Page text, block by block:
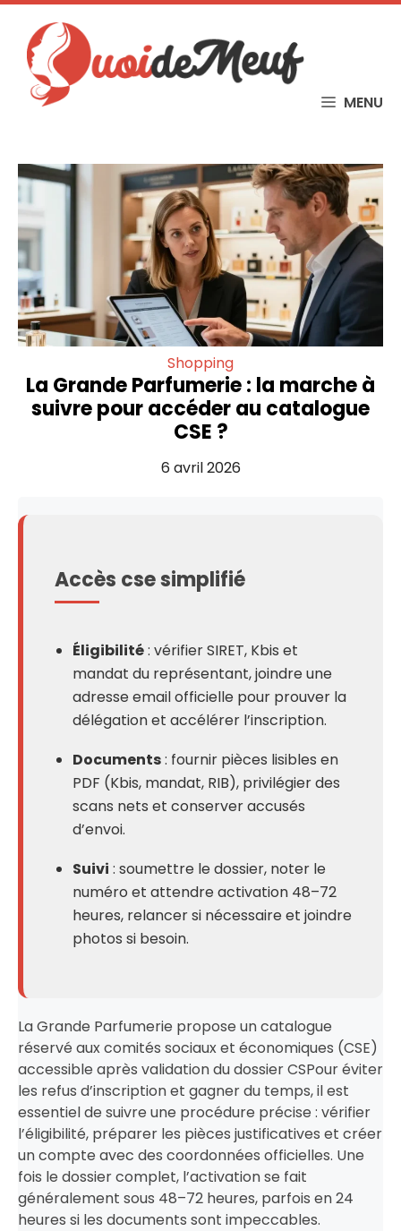
Skip
content
MENU
Shopping
La Grande Parfumerie : la marche à
suivre pour accéder au catalogue
CSE ?
6 avril 2026
Accès cse simplifié
Éligibilité: vérifier SIRET, Kbis et
mandat du représentant, joindre une
adresse email officielle pour prouver la
délégation et accélérer l’inscription.
Documents: fournir pièces lisibles en
PDF (Kbis, mandat, RIB), privilégier des
scans nets et conserver accusés
d’envoi.
Suivi : soumettre le dossier, noter le
numéro et attendre activation 48–72
heures, relancer si nécessaire et joindre
photos si besoin.
La Grande Parfumerie propose un catalogue
réservé aux comités sociaux et économiques (CSE)
accessible après validation du dossier CSPour éviter
les refus d’inscription et gagner du temps, il est
essentiel de suivre une procédure précise : vérifier
l’éligibilité, préparer les pièces justificatives et créer
un compte avec des coordonnées officielles. Une
fois le dossier complet, l’activation se fait
généralement sous 48–72 heures, parfois en 24
heures si les documents sont impeccables.